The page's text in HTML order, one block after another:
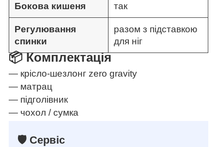
Бокова кишеня так
Регулювання
спинки
разом з підставкою
для ніг
📦 Комплектація
— крісло-шезлонг zero gravity
— матрац
— підголівник
— чохол / сумка
🛡️ Сервіс